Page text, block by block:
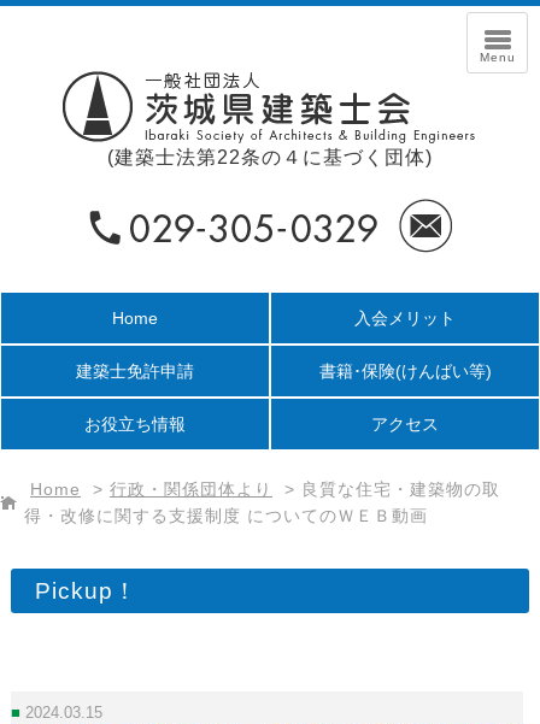
(建築士法第22条の４に基づく団体)
Home 入会メリット
建築士免許申請 書籍･保険(けんばい等)
お役立ち情報 アクセス
Home > 行政・関係団体より > 良質な住宅・建築物の取
得・改修に関する支援制度 についてのＷＥＢ動画
Pickup！
2024.03.15